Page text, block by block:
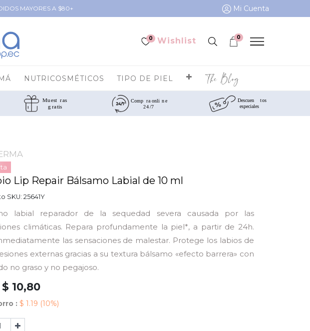
MAYORES A $80+ Mi Cuenta
0 Wishlist 0
NUTRICOSMÉTICOS TIPO DE PIEL The Blog
Lip Repair Bálsamo Labial de 10 ml
SKU: 25641Y
labial reparador de la sequedad severa causada por las
climáticas. Repara profundamente la piel*, a partir de 24h.
las sensaciones de malestar. Protege los labios de
externas gracias a su textura bálsamo «efecto barrera» con
no graso y no pegajoso.
$ 10,80
: $ 1.19 (10%)